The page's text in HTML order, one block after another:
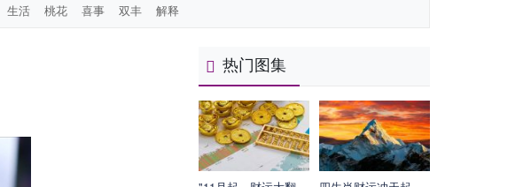
生活 桃花 喜事 双丰 解释
热门图集